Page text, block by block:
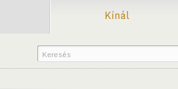
Kínál